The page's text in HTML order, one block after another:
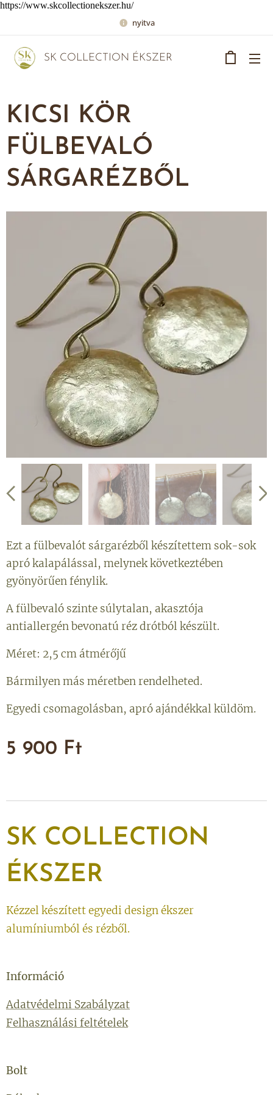
https://www.skcollectionekszer.hu/
nyitva
SK COLLECTION ÉKSZER
KICSI KÖR
FÜLBEVALÓ
SÁRGARÉZBŐL
Ezt a fülbevalót sárgarézből készítettem sok-sok
apró kalapálással, melynek következtében
gyönyörűen fénylik.
A fülbevaló szinte súlytalan, akasztója
antiallergén bevonatú réz drótból készült.
Méret: 2,5 cm átmérőjű
Bármilyen más méretben rendelheted.
Egyedi csomagolásban, apró ajándékkal küldöm.
5 900 Ft
SK COLLECTION
ÉKSZER
Kézzel készített egyedi design ékszer
alumíniumból és rézből.
Információ
Adatvédelmi Szabályzat
Felhasználási feltételek
Bolt